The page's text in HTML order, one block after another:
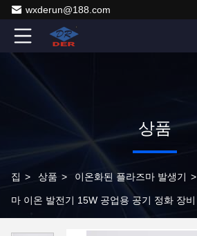
wxderun@188.com
상품
집 > 상품 > 이온화된 플라즈마 발생기 >
마 이온 발전기 15W 공업용 공기 정화 장비